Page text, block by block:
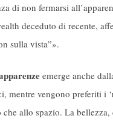
di non fermarsi
deceduto di recente,
sulla vista”».
emerge anche
mentre vengono preferiti i ‘
che allo spazio. La